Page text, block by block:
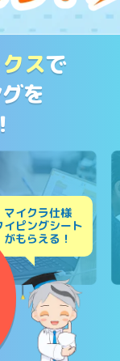
スで
を
マイクラ仕様
イピングシート
がもらえる！